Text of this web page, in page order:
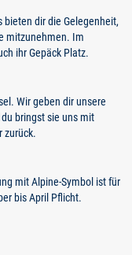
bieten dir die Gelegenheit,
mitzunehmen. Im
ihr Gepäck Platz.
Wir geben dir unsere
bringst sie uns mit
zurück.
mit Alpine-Symbol ist für
bis April Pflicht.